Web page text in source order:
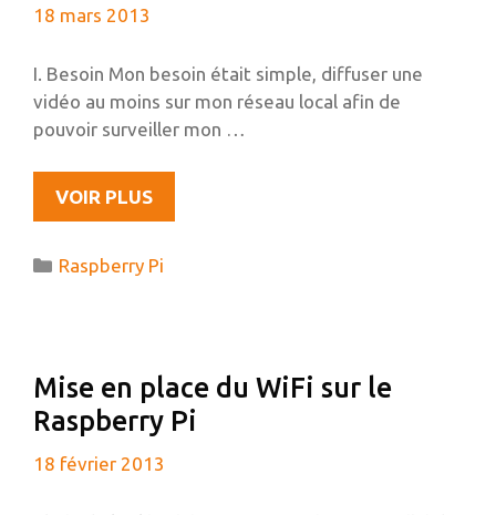
18 mars 2013
I. Besoin Mon besoin était simple, diffuser une
vidéo au moins sur mon réseau local afin de
pouvoir surveiller mon …
VOIR PLUSDIFFUSER
UNE
À
PI
(GRACE
MOTION)
Catégories
Raspberry Pi
Mise en place du WiFi sur le
Raspberry Pi
18 février 2013